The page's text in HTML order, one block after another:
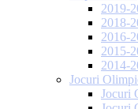
2019-
2018-
2016-
2015-
2014-
Jocuri
Jocuri